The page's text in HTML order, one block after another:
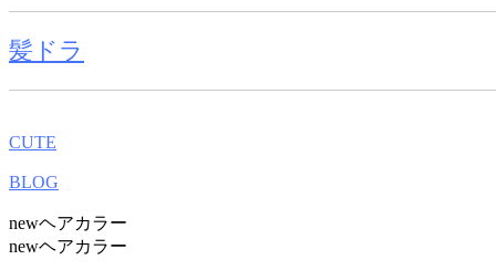
髪ドラ
CUTE
BLOG
newヘアカラー
newヘアカラー